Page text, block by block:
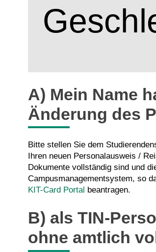
A) Mein Name
Änderung des
Bitte stellen Sie dem
Ihren neuen Personalausweis /
Dokumente vollständig sind und
Campusmanagementsystem, so
KIT-Card Portal beantragen.
B) als TIN-
ohne amtlich